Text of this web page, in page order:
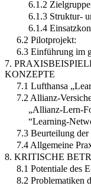
6.1.2
6.1.3 Struktur-
6.1.4
6.2 Pilotprojekt:
6.3 Einführung im
7.
KONZEPTE
7.1 Lufthansa
7.2 Allianz-
„Allianz-Lern-
“Learning-
7.3 Beurteilung der
7.4 Allgemeine
8. KRITISCHE
8.1 Potentiale des
8.2 Problematiken